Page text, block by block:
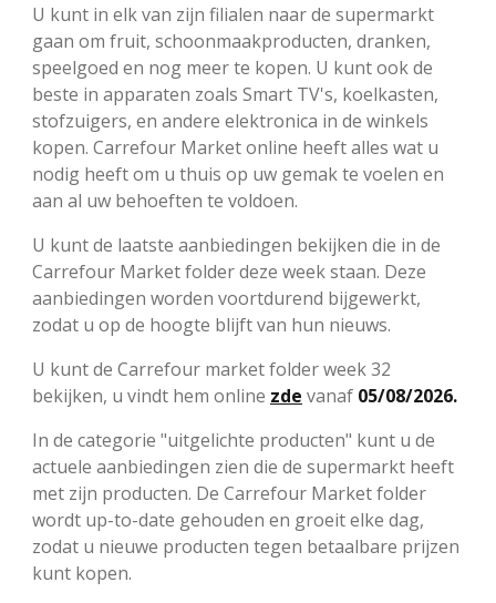
U kunt in elk van zijn filialen naar de supermarkt
gaan om fruit, schoonmaakproducten, dranken,
speelgoed en nog meer te kopen. U kunt ook de
beste in apparaten zoals Smart TV's, koelkasten,
stofzuigers, en andere elektronica in de winkels
kopen. Carrefour Market online heeft alles wat u
nodig heeft om u thuis op uw gemak te voelen en
aan al uw behoeften te voldoen.
U kunt de laatste aanbiedingen bekijken die in de
Carrefour Market folder deze week staan. Deze
aanbiedingen worden voortdurend bijgewerkt,
zodat u op de hoogte blijft van hun nieuws.
U kunt de Carrefour market folder week 32
bekijken, u vindt hem online zde vanaf 05/08/2026.
In de categorie "uitgelichte producten" kunt u de
actuele aanbiedingen zien die de supermarkt heeft
met zijn producten. De Carrefour Market folder
wordt up-to-date gehouden en groeit elke dag,
zodat u nieuwe producten tegen betaalbare prijzen
kunt kopen.